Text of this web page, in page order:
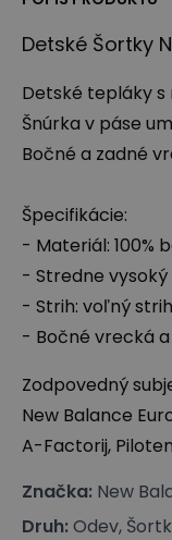
Detské Šortky
Detské tepláky s
Šnúrka v páse
Bočné a zadné
Špecifikácie:
- Materiál: 100%
- Stredne
- Strih: voľný strih
- Bočné vrecká
Zodpovedný
New Balance
A-Factorij,
Značka: New
Druh:Odev,